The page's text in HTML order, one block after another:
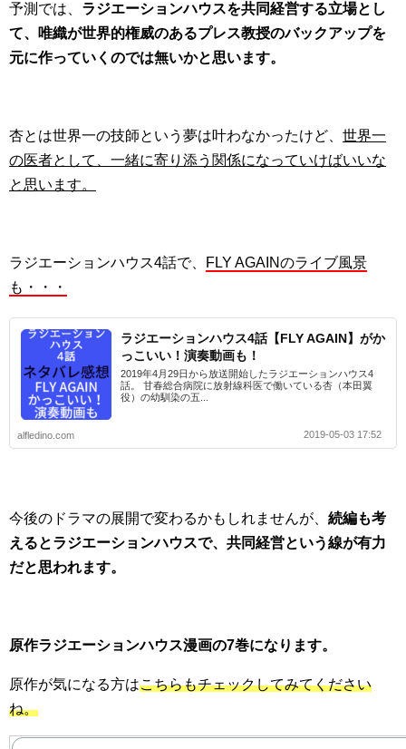
予測では、 ラジエーションハウスを共同経営する立場とし
て、唯織が世界的権威のあるプレス教授のバックアップを
元に作っていくのでは無いかと思います。
杏とは世界一の技師という夢は叶わなかったけど、 世界一
の医者として、一緒に寄り添う関係になっていけばいいな
と思います。
ラジエーションハウス4話で、
FLY AGAINのライブ風景
も・・・
ラジエーションハウス4話【FLY AGAIN】がか
っこいい！演奏動画も！
2019年4月29日から放送開始したラジエーションハウス4
話。 甘春総合病院に放射線科医で働いている杏（本田翼
役）の幼馴染の五...
alfledino.com 2019-05-03 17:52
今後のドラマの展開で変わるかもしれませんが、 続編も考
えるとラジエーションハウスで、共同経営という線が有力
だと思われます。
原作ラジエーションハウス漫画の7巻になります。
原作が気になる方はこちらもチェックしてみてください
ね。